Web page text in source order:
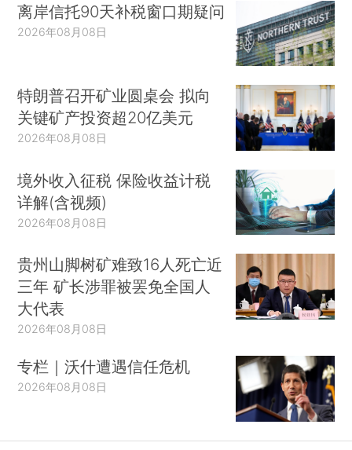
离岸信托90天补税窗口期疑问
2026年08月08日
特朗普召开矿业圆桌会 拟向
关键矿产投资超20亿美元
2026年08月08日
境外收入征税 保险收益计税
详解(含视频)
2026年08月08日
贵州山脚树矿难致16人死亡近
三年 矿长涉罪被罢免全国人
大代表
2026年08月08日
专栏｜沃什遭遇信任危机
2026年08月08日